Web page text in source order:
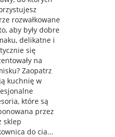
rozwałkowane
aby były dobre
delikatne i
się
na
Zaopatrz
kuchnię w
które są
przez
sklep
do cia...